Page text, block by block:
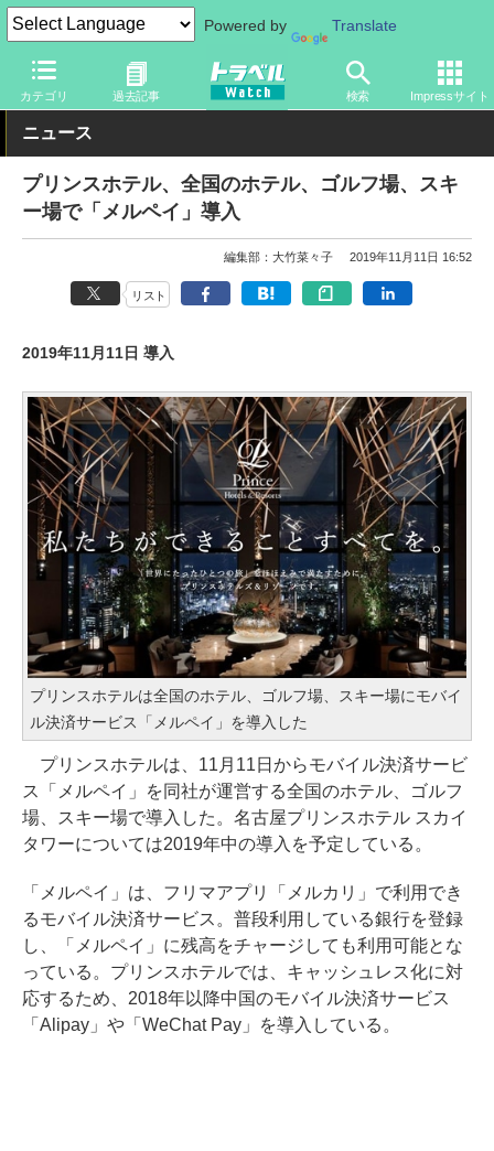
Powered by Translate
カテゴリ 過去記事 検索 Impressサイト
トラベル Watch 旅の情報 カード・電子マネー その他
ニュース
プリンスホテル、全国のホテル、ゴルフ場、スキ
ー場で「メルペイ」導入
編集部：大竹菜々子 2019年11月11日 16:52
リスト
2019年11月11日 導入
プリンスホテルは全国のホテル、ゴルフ場、スキー場にモバイ
ル決済サービス「メルペイ」を導入した
プリンスホテルは、11月11日からモバイル決済サービ
ス「メルペイ」を同社が運営する全国のホテル、ゴルフ
場、スキー場で導入した。名古屋プリンスホテル スカイ
タワーについては2019年中の導入を予定している。
「メルペイ」は、フリマアプリ「メルカリ」で利用でき
るモバイル決済サービス。普段利用している銀行を登録
し、「メルペイ」に残高をチャージしても利用可能とな
っている。プリンスホテルでは、キャッシュレス化に対
応するため、2018年以降中国のモバイル決済サービス
「Alipay」や「WeChat Pay」を導入している。